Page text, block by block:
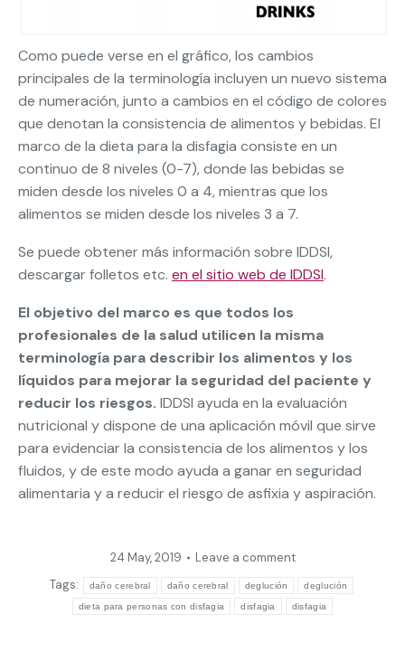
Como puede verse en el gráfico, los cambios
principales de la terminología incluyen un nuevo sistema
de numeración, junto a cambios en el código de colores
que denotan la consistencia de alimentos y bebidas. El
marco de la dieta para la disfagia consiste en un
continuo de 8 niveles (0-7), donde las bebidas se
miden desde los niveles 0 a 4, mientras que los
alimentos se miden desde los niveles 3 a 7.
Se puede obtener más información sobre IDDSI,
descargar folletos etc. en el sitio web de IDDSI.
El objetivo del marco es que todos los
profesionales de la salud utilicen la misma
terminología para describir los alimentos y los
líquidos para mejorar la seguridad del paciente y
reducir los riesgos. IDDSI ayuda en la evaluación
nutricional y dispone de una aplicación móvil que sirve
para evidenciar la consistencia de los alimentos y los
fluidos, y de este modo ayuda a ganar en seguridad
alimentaria y a reducir el riesgo de asfixia y aspiración.
24 May, 2019
Leave a comment
Tags:
daño cerebral daño cerebral deglución deglución
dieta para personas con disfagia disfagia disfagia